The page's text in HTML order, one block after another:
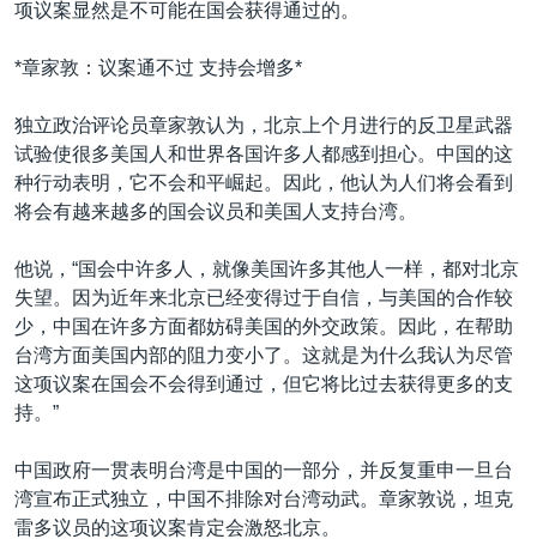
项议案显然是不可能在国会获得通过的。
*章家敦：议案通不过 支持会增多*
独立政治评论员章家敦认为，北京上个月进行的反卫星武器
试验使很多美国人和世界各国许多人都感到担心。中国的这
种行动表明，它不会和平崛起。因此，他认为人们将会看到
将会有越来越多的国会议员和美国人支持台湾。
他说，“国会中许多人，就像美国许多其他人一样，都对北京
失望。因为近年来北京已经变得过于自信，与美国的合作较
少，中国在许多方面都妨碍美国的外交政策。因此，在帮助
台湾方面美国内部的阻力变小了。这就是为什么我认为尽管
这项议案在国会不会得到通过，但它将比过去获得更多的支
持。”
中国政府一贯表明台湾是中国的一部分，并反复重申一旦台
湾宣布正式独立，中国不排除对台湾动武。章家敦说，坦克
雷多议员的这项议案肯定会激怒北京。